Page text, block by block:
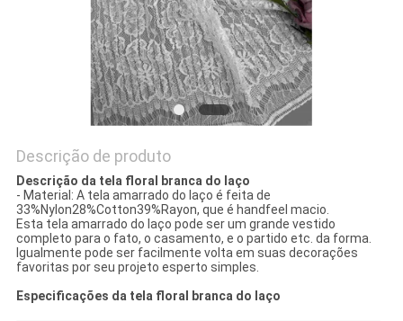
Descrição de produto
Descrição da tela floral branca do laço
- Material: A tela amarrado do laço é feita de
33%Nylon28%Cotton39%Rayon, que é handfeel macio.
Esta tela amarrado do laço pode ser um grande vestido
completo para o fato, o casamento, e o partido etc. da forma.
Igualmente pode ser facilmente volta em suas decorações
favoritas por seu projeto esperto simples.
Especificações da tela floral branca do laço